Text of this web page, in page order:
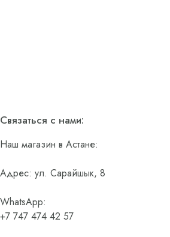
Связаться с нами:
Наш магазин в Астане:
Адрес: ул. Сарайшык, 8
WhatsApp:
+7 747 474 42 57